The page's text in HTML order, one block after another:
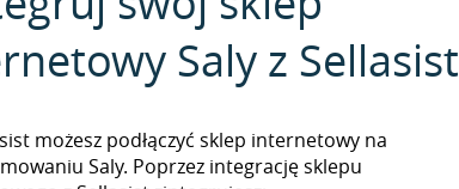
Saly z Sellasist
możesz podłączyć sklep internetowy na
Saly. Poprzez integrację sklepu